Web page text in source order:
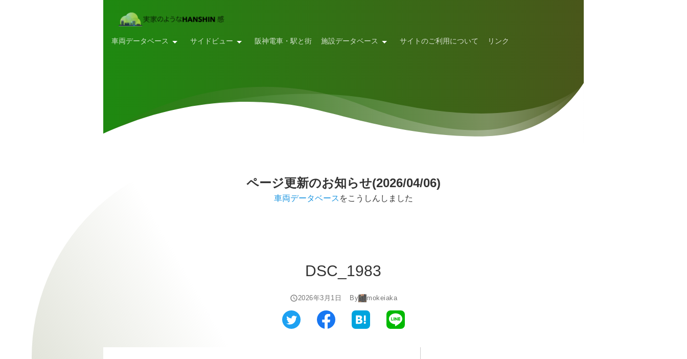
車両データベース サイドビュー 阪神電車・駅と街 施設データベース サイトのご利用について リンク
ページ更新のお知らせ(2026/04/06)
車両データベース をこうしんしました
DSC_1983
2026年3月1日 By mokeiaka